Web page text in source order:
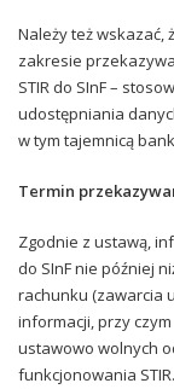
Należy też wskazać,
zakresie
STIR do SInF –
udostępniania
w tym tajemnicą
Termin
Zgodnie z ustawą,
do SInF nie później
rachunku (zawarcia
informacji, przy
ustawowo wolnych
funkcjonowania